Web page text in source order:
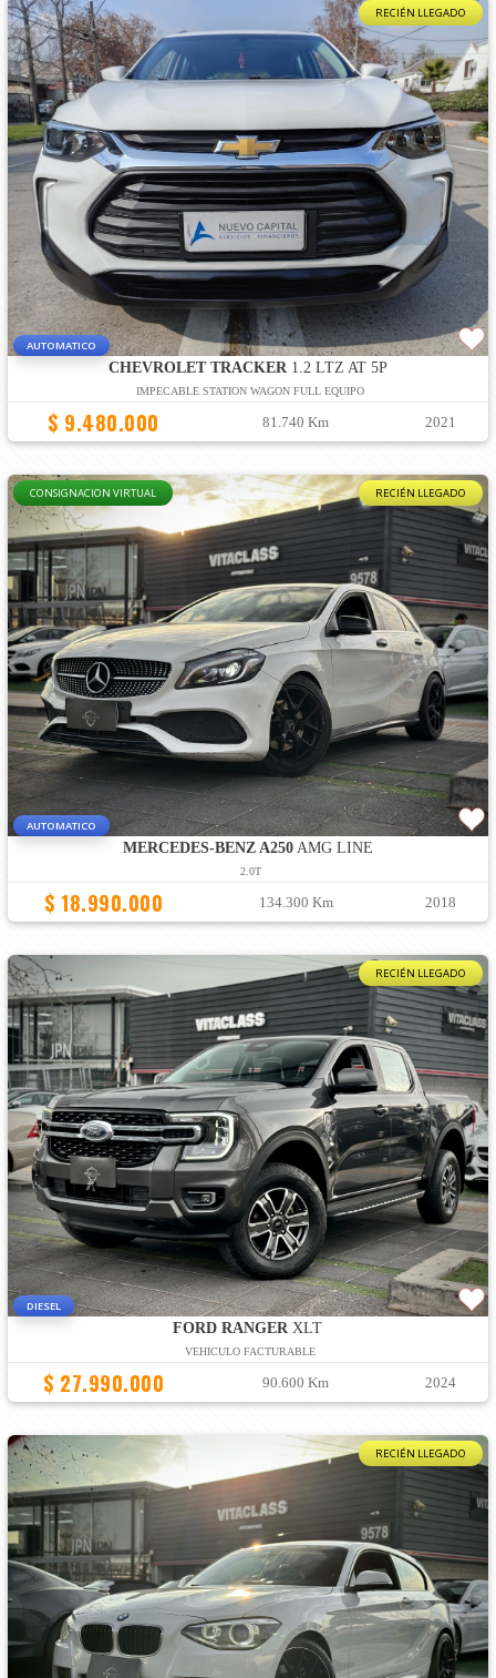
RECIÉN LLEGADO
AUTOMATICO
CHEVROLET TRACKER 1.2 LTZ AT 5P
IMPECABLE STATION WAGON FULL EQUIPO
$ 9.480.000 81.740 Km 2021
CONSIGNACION VIRTUAL RECIÉN LLEGADO
AUTOMATICO
MERCEDES-BENZ A250AMG LINE
2.0T
$ 18.990.000 134.300 Km 2018
RECIÉN LLEGADO
DIESEL
FORD RANGER XLT
VEHICULO FACTURABLE
$ 27.990.000 90.600 Km 2024
RECIÉN LLEGADO